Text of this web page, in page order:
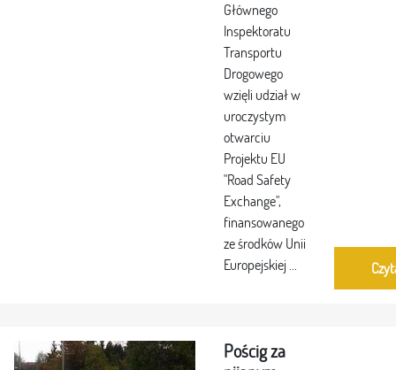
Głównego
Inspektoratu
Transportu
Drogowego
wzięli udział w
uroczystym
otwarciu
Projektu EU
"Road Safety
Exchange",
finansowanego
ze środków Unii
Europejskiej ...
Pościg za